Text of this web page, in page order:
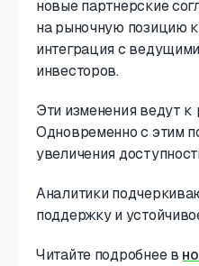
новые партнерские
на рыночную позицию
интеграция с
инвесторов.
Эти изменения ведут к
Одновременно с этим
увеличения
Аналитики
поддержку и
Читайте подробнее в